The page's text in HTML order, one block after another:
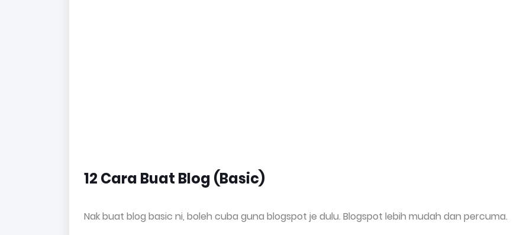
12 Cara Buat Blog (Basic)
Nak buat blog basic ni, boleh cuba guna blogspot je dulu. Blogspot lebih mudah dan percuma.